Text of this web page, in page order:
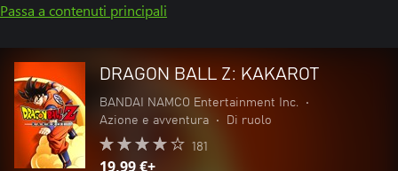
Passa a contenuti principali
DRAGON BALL Z: KAKAROT
BANDAI NAMCO Entertainment Inc.
•
Azione e avventura
• Di ruolo
181
19,99 €+